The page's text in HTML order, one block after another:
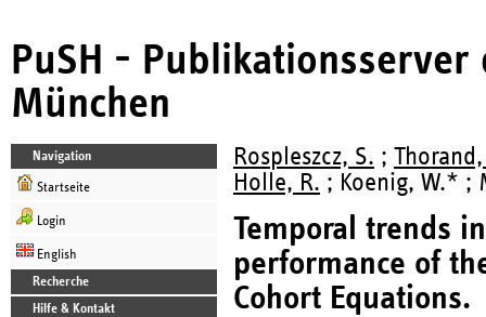
PuSH -
München
Navigation
Startseite
Login
English
Recherche
Hilfe & Kontakt
Rospleszcz, S. ;
Holle, R. ; Koenig, W.* ;
Temporal trends
performance of
Cohort Equations.